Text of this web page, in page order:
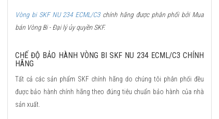
Vòng bi SKF NU 234 ECML/C3chính hãng được phân phối bởi Mua
bán Vòng Bi - Đại lý ủy quyền SKF.
CHẾ ĐỘ BẢO HÀNH VÒNG BI SKF NU 234 ECML/C3 CHÍNH
HÃNG
Tất cả các sản phẩm SKF chính hãng do chúng tôi phân phối đều
được bảo hành chính hãng theo đúng tiêu chuẩn bảo hành của nhà
sản xuất.